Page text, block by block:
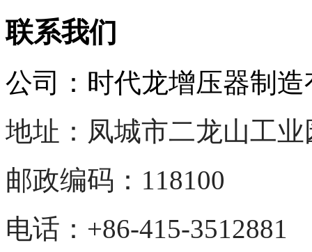
联系我们
公司： 时代龙增压器制造
地址：凤城市二龙山工业
邮政编码：118100
电话：+86-415-3512881